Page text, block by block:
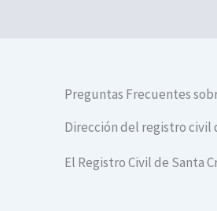
Preguntas Frecuentes
Dirección del registro civil
El Registro Civil de Santa